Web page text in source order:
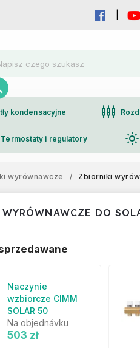
kondensacyjne settings_input_component
Termostaty i regulatory light_mode
wyrównawcze / Zbiorniki
DO
Naczynie
wzbiorcze CIMM
SOLAR 50
Na objednávku
503 zł